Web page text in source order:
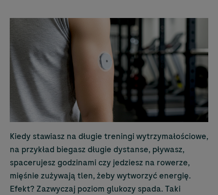
Kiedy stawiasz na długie treningi wytrzymałościowe,
na przykład biegasz długie dystanse, pływasz,
spacerujesz godzinami czy jedziesz na rowerze,
mięśnie zużywają tlen, żeby wytworzyć energię.
Efekt? Zazwyczaj poziom glukozy spada. Taki